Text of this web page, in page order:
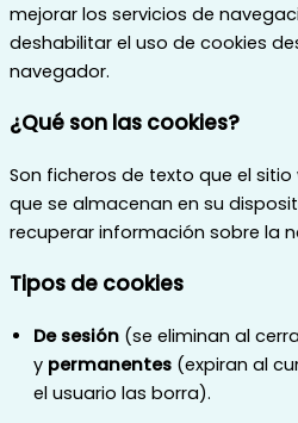
mejorar los servicios de
deshabilitar el uso de cookies
navegador.
¿Qué son las cookies?
Son ficheros de texto que el
que se almacenan en su
recuperar información sobre la
Tipos de cookies
De sesión (se eliminan al
y permanentes (expiran al
el usuario las borra).